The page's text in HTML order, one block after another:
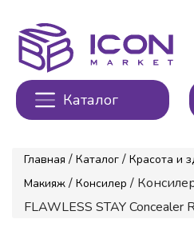
Каталог
Главная / Каталог / Красота и
Макияж / Консилер /
FLAWLESS STAY Concealer